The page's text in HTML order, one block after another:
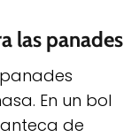
las panades
En un bol
de